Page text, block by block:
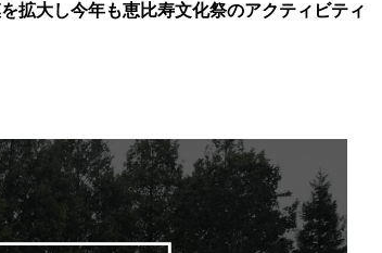
拡大し今年も恵比寿文化祭のアクティビティ